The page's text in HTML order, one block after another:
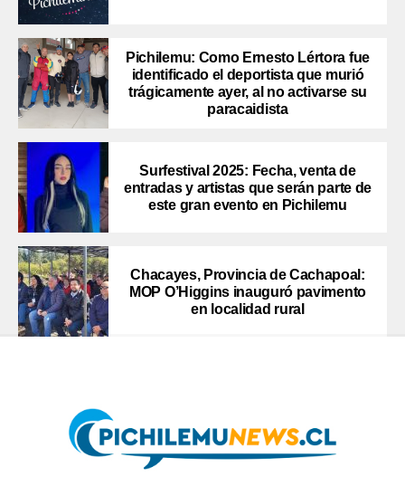
Pichilemu: Como Ernesto Lértora fue
identificado el deportista que murió
trágicamente ayer, al no activarse su
paracaidista
Surfestival 2025: Fecha, venta de
entradas y artistas que serán parte de
este gran evento en Pichilemu
Chacayes, Provincia de Cachapoal:
MOP O’Higgins inauguró pavimento
en localidad rural